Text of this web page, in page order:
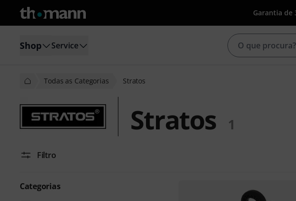
Garantia de
Shop Service
Todas as Categorias Stratos
Stratos 1
Filtro
Categorias